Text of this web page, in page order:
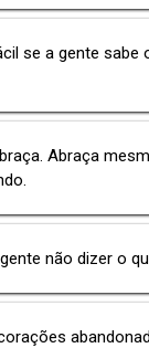
se a gente sabe
Abraça
não dizer o